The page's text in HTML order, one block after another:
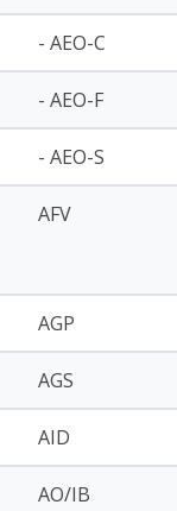
- AEO-C
- AEO-F
- AEO-S
AFV
AGP
AGS
AID
AO/IB